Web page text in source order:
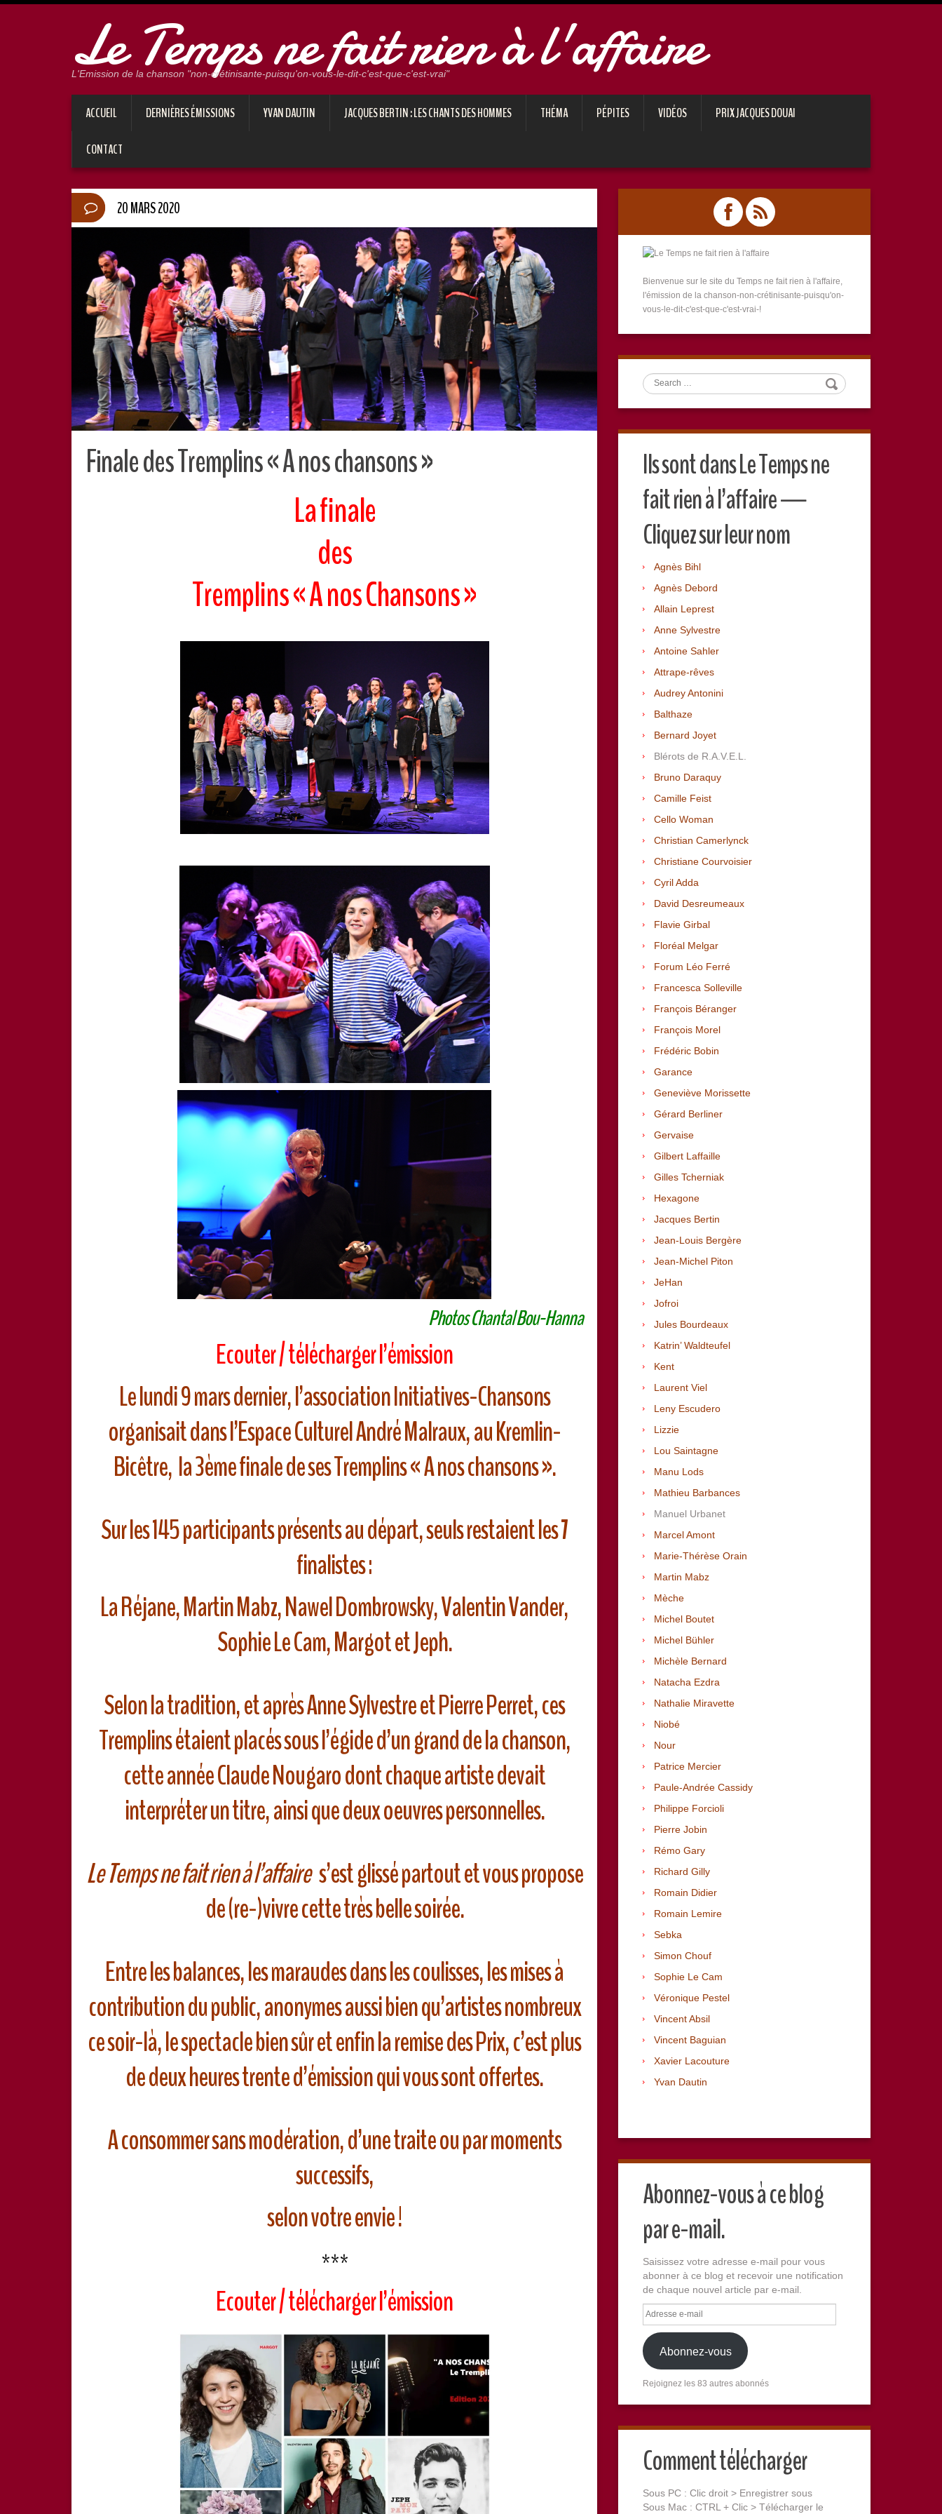
Le Temps ne fait rien à l'affaire
L'Emission de la chanson "non-crétinisante-puisqu'on-vous-le-dit-c'est-que-c'est-vrai"
ACCUEIL DERNIÈRES ÉMISSIONS YVAN DAUTIN JACQUES BERTIN : LES CHANTS DES HOMMES THÉMA PÉPITES VIDÉOS PRIX JACQUES DOUAI
CONTACT
Finale des Tremplins « A nos chansons »
La finale
des
Tremplins « A nos Chansons »
Photos Chantal Bou-Hanna
Ecouter / télécharger l’émission
Le lundi 9 mars dernier, l’association Initiatives-Chansons
organisait dans l’Espace Culturel André Malraux, au Kremlin-
Bicêtre, la 3ème finale de ses Tremplins « A nos chansons ».
Sur les 145 participants présents au départ, seuls restaient les 7
finalistes :
La Réjane, Martin Mabz, Nawel Dombrowsky, Valentin Vander,
Sophie Le Cam, Margot et Jeph.
Selon la tradition, et après Anne Sylvestre et Pierre Perret, ces
Tremplins étaient placés sous l’égide d’un grand de la chanson,
cette année Claude Nougaro dont chaque artiste devait
interpréter un titre, ainsi que deux oeuvres personnelles.
Le Temps ne fait rien à l’affaires’est glissé partout et vous propose
de (re-)vivre cette très belle soirée.
Entre les balances, les maraudes dans les coulisses, les mises à
contribution du public, anonymes aussi bien qu’artistes nombreux
ce soir-là, le spectacle bien sûr et enfin la remise des Prix, c’est plus
de deux heures trente d’émission qui vous sont offertes.
A consommer sans modération, d’une traite ou par moments
successifs,
selon votre envie !
***
Ecouter / télécharger l’émission
20 MARS 2020
Bienvenue sur le site du Temps ne fait rien à l'affaire,
l'émission de la chanson-non-crétinisante-puisqu'on-
vous-le-dit-c'est-que-c'est-vrai-!
Search
Ils sont dans Le Temps ne
fait rien à l’affaire —
Cliquez sur leur nom
Agnès Bihl
Agnès Debord
Allain Leprest
Anne Sylvestre
Antoine Sahler
Attrape-rêves
Audrey Antonini
Balthaze
Bernard Joyet
Blérots de R.A.V.E.L.
Bruno Daraquy
Camille Feist
Cello Woman
Christian Camerlynck
Christiane Courvoisier
Cyril Adda
David Desreumeaux
Flavie Girbal
Floréal Melgar
Forum Léo Ferré
Francesca Solleville
François Béranger
François Morel
Frédéric Bobin
Garance
Geneviève Morissette
Gérard Berliner
Gervaise
Gilbert Laffaille
Gilles Tcherniak
Hexagone
Jacques Bertin
Jean-Louis Bergère
Jean-Michel Piton
JeHan
Jofroi
Jules Bourdeaux
Katrin’ Waldteufel
Kent
Laurent Viel
Leny Escudero
Lizzie
Lou Saintagne
Manu Lods
Mathieu Barbances
Manuel Urbanet
Marcel Amont
Marie-Thérèse Orain
Martin Mabz
Mèche
Michel Boutet
Michel Bühler
Michèle Bernard
Natacha Ezdra
Nathalie Miravette
Niobé
Nour
Patrice Mercier
Paule-Andrée Cassidy
Philippe Forcioli
Pierre Jobin
Rémo Gary
Richard Gilly
Romain Didier
Romain Lemire
Sebka
Simon Chouf
Sophie Le Cam
Véronique Pestel
Vincent Absil
Vincent Baguian
Xavier Lacouture
Yvan Dautin
Abonnez-vous à ce blog
par e-mail.
Saisissez votre adresse e-mail pour vous
abonner à ce blog et recevoir une notification
de chaque nouvel article par e-mail.
Adresse
e-
mail
Abonnez-vous
Rejoignez les 83 autres abonnés
Comment télécharger
Sous PC : Clic droit > Enregistrer sous
Sous Mac : CTRL + Clic > Télécharger le